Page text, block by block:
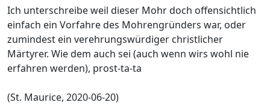
Ich unterschreibe weil dieser Mohr doch offensichtlich
einfach ein Vorfahre des Mohrengründers war, oder
zumindest ein verehrungswürdiger christlicher
Märtyrer. Wie dem auch sei (auch wenn wirs wohl nie
erfahren werden), prost-ta-ta
(St. Maurice, 2020-06-20)